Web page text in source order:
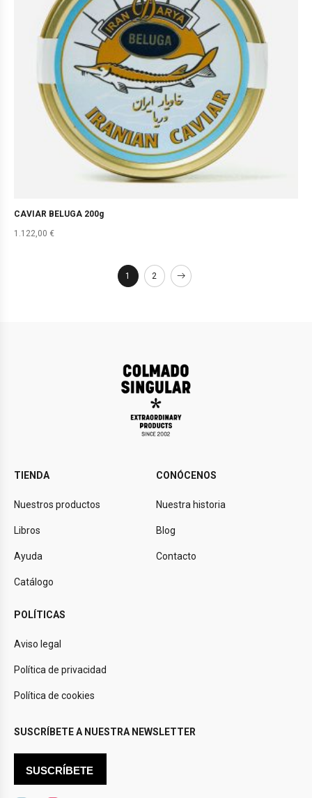
CAVIAR BELUGA 200g
1.122,00 €
1 2
TIENDA
Nuestros productos
Libros
Ayuda
Catálogo
CONÓCENOS
Nuestra historia
Blog
Contacto
POLÍTICAS
Aviso legal
Política de privacidad
Política de cookies
SUSCRÍBETE A NUESTRA NEWSLETTER
SUSCRÍBETE